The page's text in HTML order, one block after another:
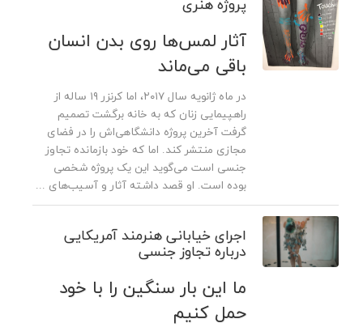
پروژه هنری
آثار لمس‌ها روی بدن انسان
باقی می‌ماند
در ماه ژانویه سال ۲۰۱۷، اما کرنزر ۱۹ ساله از
راهپیمایی زنان که به خانه برگشت تصمیم
گرفت آخرین پروژه دانشگاهی‌اش را در فضای
مجازی منتشر کند. اما که خود بازمانده تجاوز
جنسی است می‌گوید این یک پروژه شخصی
بوده است. او قصد داشته آثار و آسیب‌های ...
اجرای خیابانی هنرمند آمریکایی
درباره تجاوز جنسی
ما این بار سنگین را با خود
حمل کنیم